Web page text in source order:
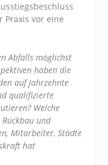
Praxis vor eine
Abfalls möglichst
haben die
auf Jahrzehnte
qualifizierte
Welche
und
Mitarbeiter, Städte
hat